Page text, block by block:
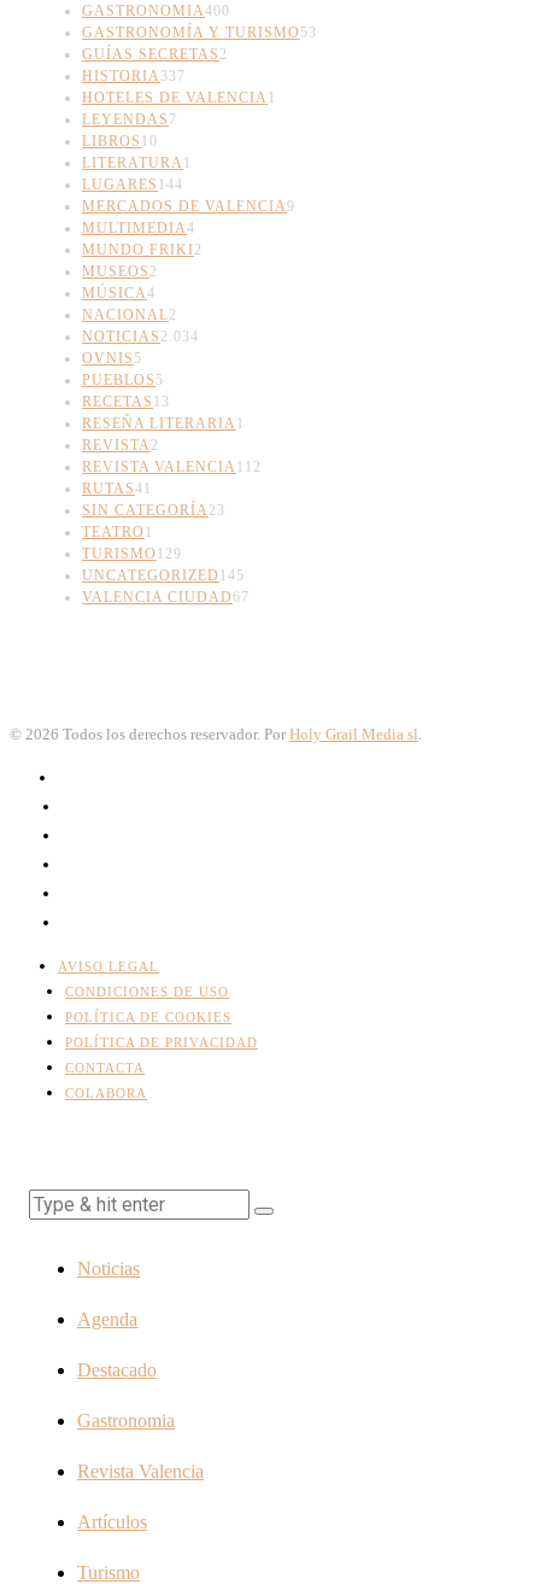
GASTRONOMIA400
GASTRONOMÍA Y TURISMO 53
GUÍAS SECRETAS 2
HISTORIA337
HOTELES DE VALENCIA1
LEYENDAS 7
LIBROS 10
LITERATURA1
LUGARES 144
MERCADOS DE VALENCIA9
MULTIMEDIA4
MUNDO FRIKI2
MUSEOS 2
MÚSICA4
NACIONAL2
NOTICIAS 2.034
OVNIS 5
PUEBLOS 5
RECETAS 13
RESEÑA LITERARIA1
REVISTA2
REVISTA VALENCIA112
RUTAS41
SIN CATEGORÍA23
TEATRO 1
TURISMO 129
UNCATEGORIZED 145
VALENCIA CIUDAD67
© 2026 Todos los derechos reservador. Por Holy Grail Media sl
AVISO LEGAL
CONDICIONES DE USO
POLÍTICA DE COOKIES
POLÍTICA DE PRIVACIDAD
CONTACTA
COLABORA
Noticias
Agenda
Destacado
Gastronomia
Revista Valencia
Artículos
Turismo